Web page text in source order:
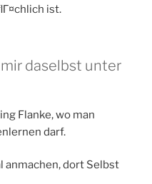
ist.
daselbst unter
Flanke, wo man
darf.
anmachen, dort Selbst